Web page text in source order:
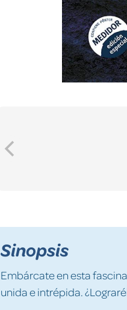
Sinopsis
Embárcate en esta
unida e intrépida.